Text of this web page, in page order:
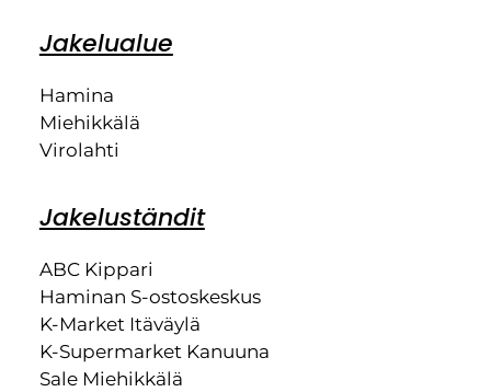
Jakelualue
Hamina
Miehikkälä
Virolahti
Jakeluständit
ABC Kippari
Haminan S-ostoskeskus
K-Market Itäväylä
K-Supermarket Kanuuna
Sale Miehikkälä